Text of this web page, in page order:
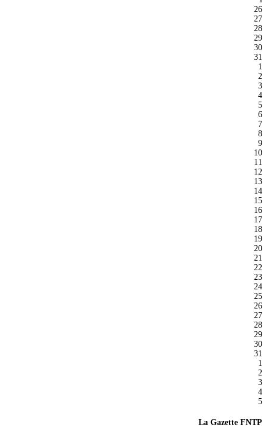
26
27
28
29
30
31
1
2
3
4
5
6
7
8
9
10
11
12
13
14
15
16
17
18
19
20
21
22
23
24
25
26
27
28
29
30
31
1
2
3
4
5
La Gazette FNTP